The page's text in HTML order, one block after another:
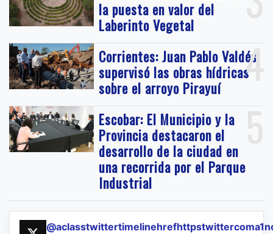
la puesta en valor del
Laberinto Vegetal
4
Corrientes: Juan Pablo Valdés
supervisó las obras hídricas
sobre el arroyo Pirayuí
5
Escobar: El Municipio y la
Provincia destacaron el
desarrollo de la ciudad en
una recorrida por el Parque
Industrial